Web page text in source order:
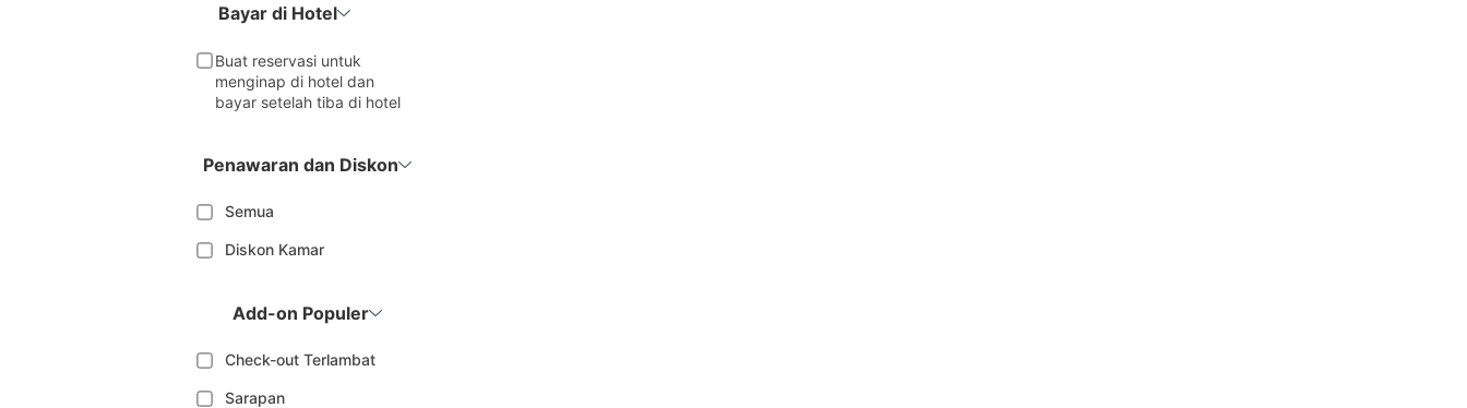
Bayar di Hotel
Buat reservasi untuk
menginap di hotel dan
bayar setelah tiba di hotel
Penawaran dan Diskon
Semua
Diskon Kamar
Add-on Populer
Check-out Terlambat
Sarapan